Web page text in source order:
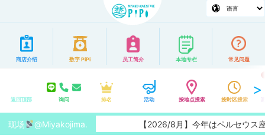
商店介绍 数字 PiPi 员工简介 本地专栏 常见问题
返回顶部 询问 排名 活动 按地点搜索 按时区搜索
现场 @Miyakojima. 【2026/8月】今年はペルセウス